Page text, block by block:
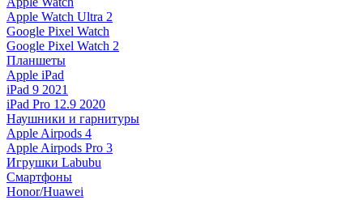
Apple Watch Ultra 2
Google Pixel Watch
Google Pixel Watch 2
Планшеты
Apple iPad
iPad 9 2021
iPad Pro 12.9 2020
Наушники и гарнитуры
Apple Airpods 4
Apple Airpods Pro 3
Игрушки Labubu
Смартфоны
Honor/Huawei